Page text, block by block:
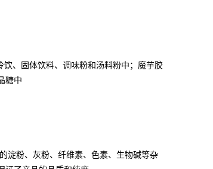
、固体饮料、调味粉和汤料粉中；魔芋胶
糖中
粉、灰粉、纤维素、色素、生物碱等杂